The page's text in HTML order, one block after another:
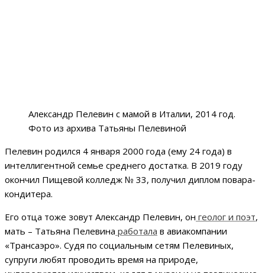
Александр Пелевин с мамой в Италии, 2014 год.
Фото из архива Татьяны Пелевиной
Пелевин родился 4 января 2000 года (ему 24 года) в
интеллигентной семье среднего достатка. В 2019 году
окончил Пищевой колледж № 33, получил диплом повара-
кондитера.
Его отца тоже зовут Александр Пелевин, он геолог и поэт,
мать – Татьяна Пелевина работала в авиакомпании
«Трансаэро». Судя по социальным сетям Пелевиных,
супруги любят проводить время на природе,